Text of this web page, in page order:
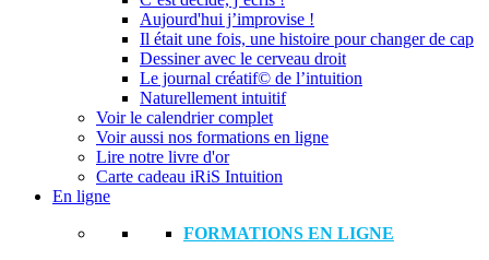
Aujourd'hui j’improvise !
Il était une fois, une histoire pour changer de cap
Dessiner avec le cerveau droit
Le journal créatif© de l’intuition
Naturellement intuitif
Voir le calendrier complet
Voir aussi nos formations en ligne
Lire notre livre d'or
Carte cadeau iRiS Intuition
En ligne
FORMATIONS EN LIGNE